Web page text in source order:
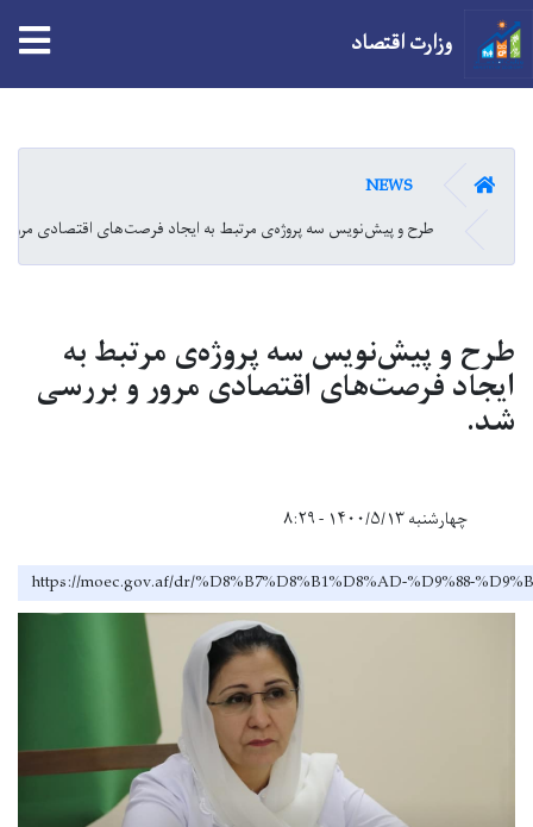
وزارت اقتصاد
صفحه اصلیNEWS
طرح و پیش‌نویس سه پروژه‌ی مرتبط به ایجاد فرصت‌های اقتصادی
طرح و پیش‌نویس سه پروژه‌ی مرتبط به
ایجاد فرصت‌های اقتصادی مرور و بررسی
شد.
چهارشنبه ۱۴۰۰/۵/۱۳ - ۸:۲۹
https://moec.gov.af/dr/%D8%B7%D8%B1%D8%AD-%D9%88-